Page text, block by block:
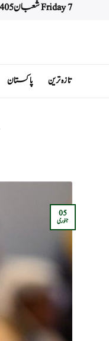
Friday 7 شعبان 1405 هـ - 7 August 2026
تازہ ترین پاکستان
05
جنوری